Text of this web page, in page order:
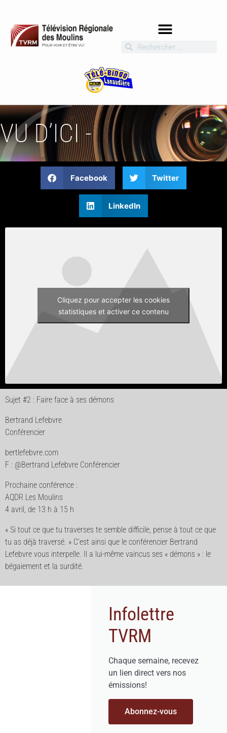
VU D’ICI -
Facebook Twitter
LinkedIn
Cliquez pour accepter les cookies
statistiques et activer ce contenu
Sujet #2 : Faire face à ses démons
Bertrand Lefebvre
Conférencier
bertlefebvre.com
F : @Bertrand Lefebvre Conférencier
Prochaine conférence :
AQDR Les Moulins
4 avril, de 13 h à 15 h
« Si tout ce que tu traverses te semble difficile, pense à tout ce que
tu as déjà traversé. » C’est ainsi que le conférencier Bertrand
Lefebvre vous interpelle. Il a lui-même vaincus ses « démons » : le
bégaiement et la surdité.
Infolettre
TVRM
Chaque semaine, recevez
un lien direct vers nos
émissions!
Abonnez-vous